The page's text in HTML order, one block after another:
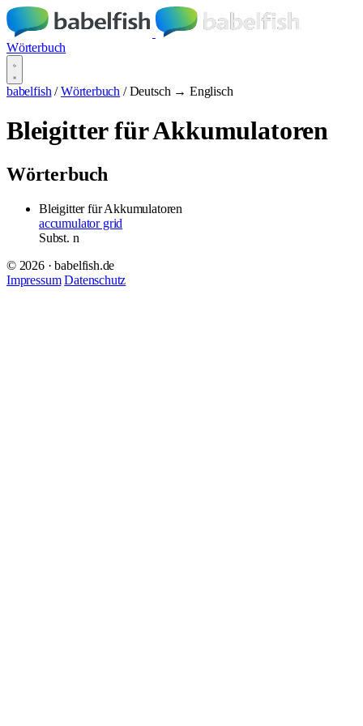
Wörterbuch
babelfish / Wörterbuch / Deutsch → Englisch
Bleigitter für Akkumulatoren
Wörterbuch
Bleigitter für Akkumulatoren
accumulator grid
Subst. n
© 2026 · babelfish.de
Impressum Datenschutz